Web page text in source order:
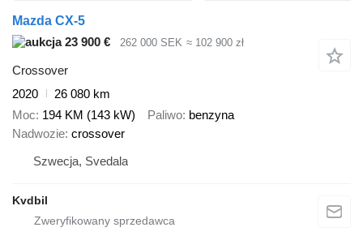
Mazda CX-5
23 900 €
262 000 SEK ≈ 102 900 zł
Crossover
2020
26 080 km
Moc 194 KM (143 kW) Paliwo benzyna
Nadwozie crossover
Szwecja, Svedala
Kvdbil